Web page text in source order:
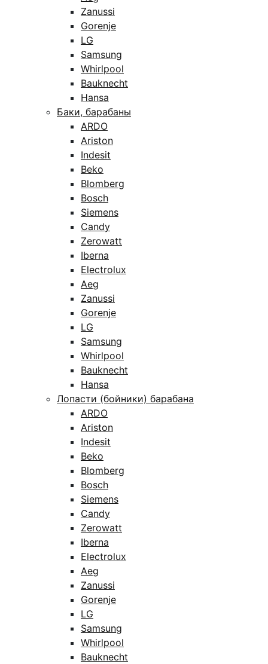
Zanussi
Gorenje
LG
Samsung
Whirlpool
Bauknecht
Hansa
Баки, барабаны
ARDO
Ariston
Indesit
Beko
Blomberg
Bosch
Siemens
Candy
Zerowatt
Iberna
Electrolux
Aeg
Zanussi
Gorenje
LG
Samsung
Whirlpool
Bauknecht
Hansa
Лопасти (бойники) барабана
ARDO
Ariston
Indesit
Beko
Blomberg
Bosch
Siemens
Candy
Zerowatt
Iberna
Electrolux
Aeg
Zanussi
Gorenje
LG
Samsung
Whirlpool
Bauknecht